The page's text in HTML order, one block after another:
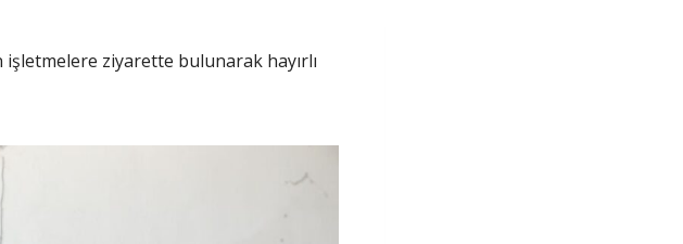
işletmelere ziyarette bulunarak hayırlı